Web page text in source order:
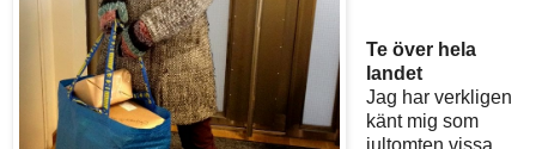
Te över hela
landet
Jag har verkligen
känt mig som